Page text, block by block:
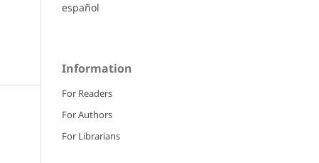
español
Information
For Readers
For Authors
For Librarians